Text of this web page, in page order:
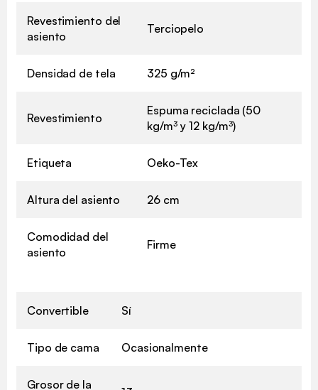
Revestimiento del
asiento
Terciopelo
Densidad de tela 325 g/m²
Revestimiento
Espuma reciclada (50
kg/m³ y 12 kg/m³)
Etiqueta Oeko-Tex
Altura del asiento 26 cm
Comodidad del
asiento
Firme
Convertible Sí
Tipo de cama Ocasionalmente
Grosor de la